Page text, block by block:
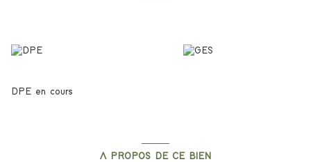
DPE en cours
A PROPOS DE CE BIEN